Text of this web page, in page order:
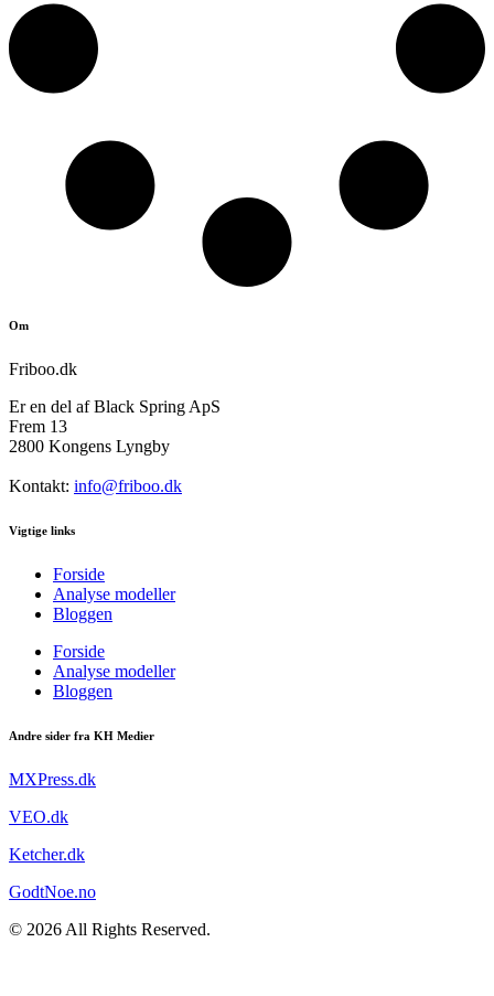
Om
Friboo.dk
Er en del af Black Spring ApS
Frem 13
2800 Kongens Lyngby
Kontakt: info@friboo.dk
Vigtige links
Forside
Analyse modeller
Bloggen
Forside
Analyse modeller
Bloggen
Andre sider fra KH Medier
MXPress.dk
VEO.dk
Ketcher.dk
GodtNoe.no
© 2026 All Rights Reserved.